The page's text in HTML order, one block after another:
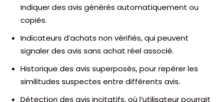
indiquer des avis générés automatiquement ou
copiés.
Indicateurs d’achats non vérifiés, qui peuvent
signaler des avis sans achat réel associé.
Historique des avis superposés, pour repérer les
similitudes suspectes entre différents avis.
Détection des avis incitatifs, où l’utilisateur pourrait